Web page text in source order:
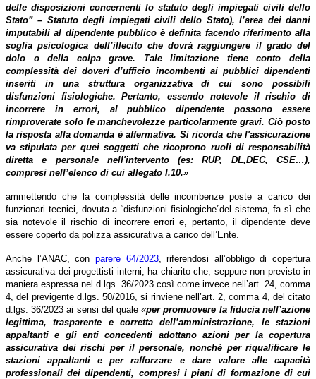
delle disposizioni concernenti lo statuto degli impiegati civili dello
Stato” – Statuto degli impiegati civili dello Stato), l’area dei danni
imputabili al dipendente pubblico è definita facendo riferimento alla
soglia psicologica dell’illecito che dovrà raggiungere il grado del
dolo o della colpa grave. Tale limitazione tiene conto della
complessità dei doveri d’ufficio incombenti ai pubblici dipendenti
inseriti in una struttura organizzativa di cui sono possibili
disfunzioni fisiologiche. Pertanto, essendo notevole il rischio di
incorrere in errori, al pubblico dipendente possono essere
rimproverate solo le manchevolezze particolarmente gravi. Ciò posto
la risposta alla domanda è affermativa. Si ricorda che l'assicurazione
va stipulata per quei soggetti che ricoprono ruoli di responsabilità
diretta e personale nell'intervento (es: RUP, DL,DEC, CSE…),
compresi nell’elenco di cui allegato I.10.»
ammettendo che la complessità delle incombenze poste a carico dei
funzionari tecnici, dovuta a “disfunzioni fisiologiche”del sistema, fa sì che
sia notevole il rischio di incorrere errori e, pertanto, il dipendente deve
essere coperto da polizza assicurativa a carico dell’Ente.
Anche l’ANAC, con parere 64/2023, riferendosi all’obbligo di copertura
assicurativa dei progettisti interni, ha chiaritoche, seppure non previsto in
maniera espressa nel d.lgs. 36/2023 così come invece nell’art. 24, comma
4, del previgente d.lgs. 50/2016, si rinviene nell’art. 2, comma 4, del citato
d.lgs. 36/2023 ai sensi del quale«per promuovere la fiducia nell’azione
legittima, trasparente e corretta dell’amministrazione, le stazioni
appaltanti e gli enti concedenti adottano azioni per la copertura
assicurativa dei rischi per il personale, nonché per riqualificare le
stazioni appaltanti e per rafforzare e dare valore alle capacità
professionali dei dipendenti, compresi i piani di formazione di cui